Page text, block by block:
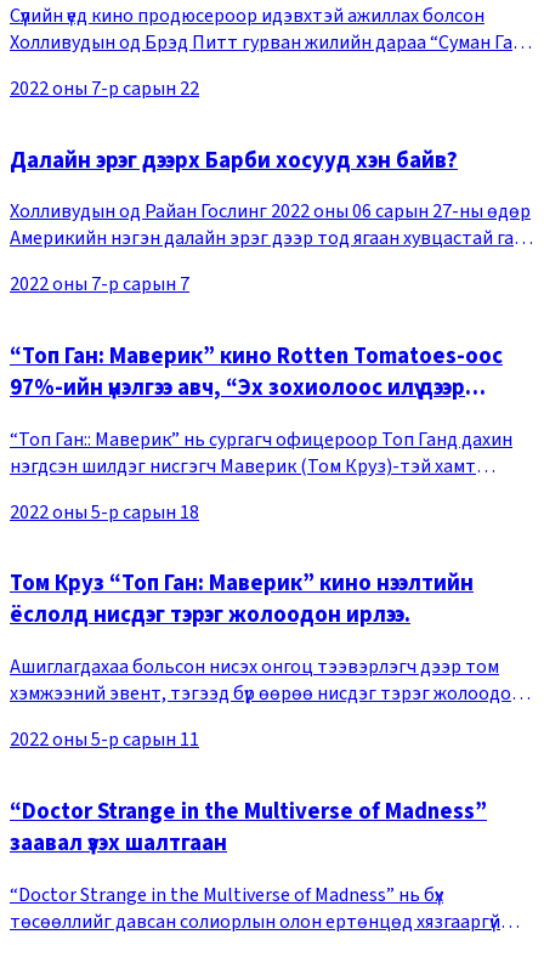
Сүүлийн үед кино продюсероор идэвхтэй ажиллах болсон
Холливудын од Брэд Питт гурван жилийн дараа “Суман Галт
захиалгат даалгавар биелүүлэхийн
2022 оны 7-р сарын 22
Далайн эрэг дээрх Барби хосууд хэн байв?
Холливудын од Райан Гослинг 2022 оны 06 сарын 27-ны өдөр
Америкийн нэгэн далайн эрэг дээр тод ягаан хувцастай гарч
Роббитой хамт дугуйтай тэшүүрээр гул
2022 оны 7-р сарын 7
“Топ Ган: Маверик” кино Rotten Tomatoes-оос
97%-ийн үнэлгээ авч, “Эх зохиолоос илүү дээр
“Топ Ган:: Маверик” нь сургагч офицероор Топ Ганд дахин
нэгдсэн шилдэг нисгэгч Маверик (Том Круз)-тэй хамт
өгүүлсэн нисэх онгоцны тулаант блокб
2022 оны 5-р сарын 18
Том Круз “Топ Ган: Маверик” кино нээлтийн
ёслолд нисдэг тэрэг жолоодон ирлээ.
Ашиглагдахаа больсон нисэх онгоц тээвэрлэгч дээр том
хэмжээний эвент, тэгээд бүр өөрөө нисдэг тэрэг жолоодон
нь саяхан Америкт урьд х
2022 оны 5-р сарын 11
“Doctor Strange in the Multiverse of Madness”
заавал үзэх шалтгаан
“Doctor Strange in the Multiverse of Madness” нь бүх
төсөөллийг давсан солиорлын олон ертөнцөд хязгааргүй